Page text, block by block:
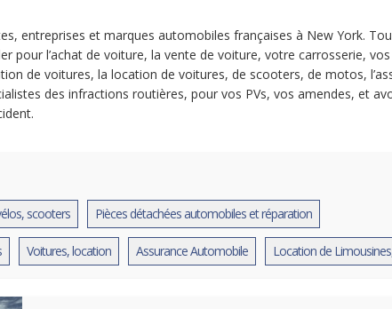
entreprises et marques automobiles françaises à New York.
pour l’achat de voiture, la vente de voiture, votre carrosserie,
de voitures, la location de voitures, de scooters, de motos,
des infractions routières, pour vos PVs, vos amendes, et
scooters Pièces détachées automobiles et réparation
Voitures, location Assurance Automobile Location de